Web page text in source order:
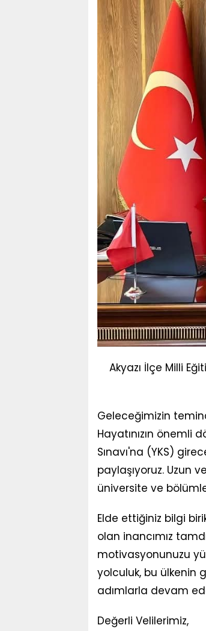
Akyazı İlçe Milli
Geleceğimizin
Hayatınızın önemli
Sınavı'na (YKS)
paylaşıyoruz. Uzun
üniversite ve
Elde ettiğiniz bilgi
olan inancımız
motivasyonunuzu
yolculuk, bu ülkenin
adımlarla devam
Değerli Velilerimiz,